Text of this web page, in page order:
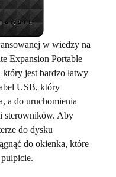
w wiedzy na
Expansion Portable
jest bardzo łatwy
USB, który
a do uruchomienia
sterowników. Aby
do dysku
do okienka, które